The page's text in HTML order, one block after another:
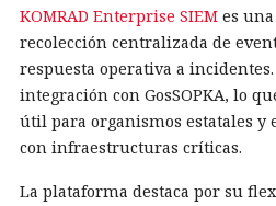
KOMRAD Enterprise SIEM es
recolección centralizada de
respuesta operativa a
integración con GosSOPKA, lo
útil para organismos estatales y
con infraestructuras críticas.
La plataforma destaca por su